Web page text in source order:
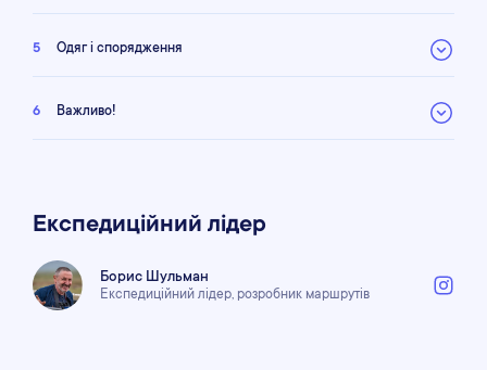
5 Одяг і спорядження
6 Важливо!
Експедиційний лідер
Борис Шульман
Експедиційний лідер, розробник маршрутів